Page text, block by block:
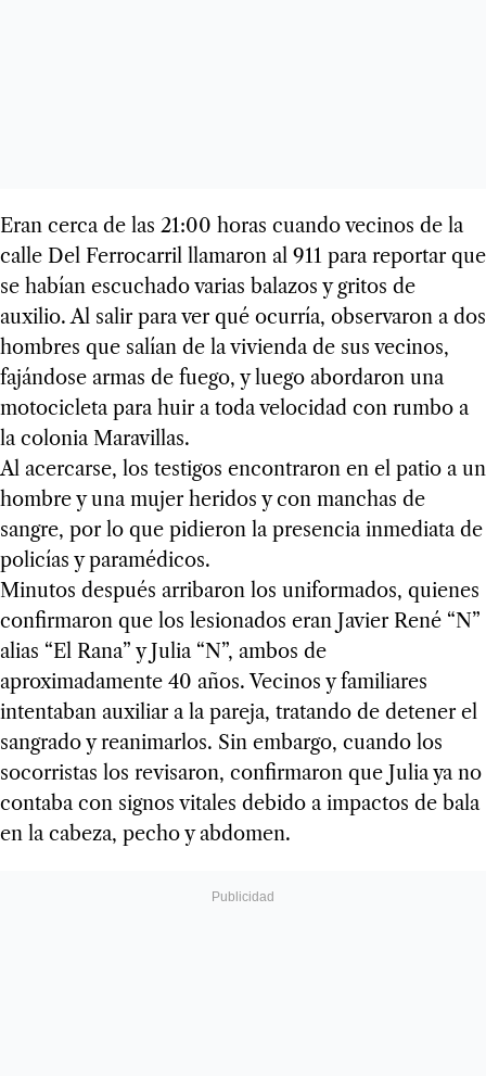
Eran cerca de las 21:00 horas cuando vecinos de la
calle Del Ferrocarril llamaron al 911 para reportar que
se habían escuchado varias balazos y gritos de
auxilio. Al salir para ver qué ocurría, observaron a dos
hombres que salían de la vivienda de sus vecinos,
fajándose armas de fuego, y luego abordaron una
motocicleta para huir a toda velocidad con rumbo a
la colonia Maravillas.
Al acercarse, los testigos encontraron en el patio a un
hombre y una mujer heridos y con manchas de
sangre, por lo que pidieron la presencia inmediata de
policías y paramédicos.
Minutos después arribaron los uniformados, quienes
confirmaron que los lesionados eran Javier René “N”
alias “El Rana” y Julia “N”, ambos de
aproximadamente 40 años. Vecinos y familiares
intentaban auxiliar a la pareja, tratando de detener el
sangrado y reanimarlos. Sin embargo, cuando los
socorristas los revisaron, confirmaron que Julia ya no
contaba con signos vitales debido a impactos de bala
en la cabeza, pecho y abdomen.